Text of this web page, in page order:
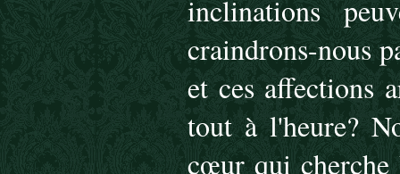
inclinations
craindrons-nous
et ces affections
tout à l'heure?
cœur qui